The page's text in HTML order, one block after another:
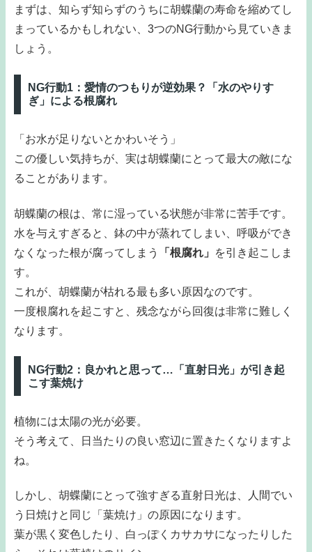
まずは、知らず知らずのうちに胡蝶蘭の寿命を縮めてし
まっているかもしれない、3つのNG行動から見ていきま
しょう。
NG行動1：愛情のつもりが逆効果？「水のやりす
ぎ」による根腐れ
「お水が足りないとかわいそう」
この優しい気持ちが、実は胡蝶蘭にとって最大の敵にな
ることがあります。
胡蝶蘭の根は、常に湿っている状態が非常に苦手です。
水を与えすぎると、鉢の中が蒸れてしまい、呼吸ができ
なくなった根が腐ってしまう
「根腐れ」
を引き起こしま
す。
これが、胡蝶蘭が枯れる最も多い原因なのです。
一度根腐れを起こすと、残念ながら回復は非常に難しく
なります。
NG行動2：良かれと思って…「直射日光」が引き起
こす葉焼け
植物には太陽の光が必要。
そう考えて、日当たりの良い窓辺に置きたくなりますよ
ね。
しかし、胡蝶蘭にとって強すぎる直射日光は、人間でい
う日焼けと同じ「葉焼け」の原因になります。
葉が黒く変色したり、白っぽくカサカサになったりした